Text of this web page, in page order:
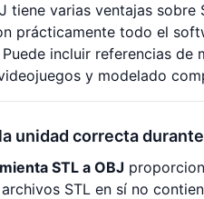
tiene varias ventajas
prácticamente todo el
incluir referencias
y modelado
unidad correcta
STL a OBJ
STL en sí no